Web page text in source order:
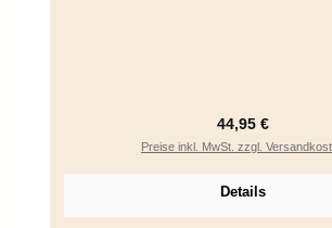
Regulärer Preis:
44,95 €
Preise inkl. MwSt. zzgl.
Details